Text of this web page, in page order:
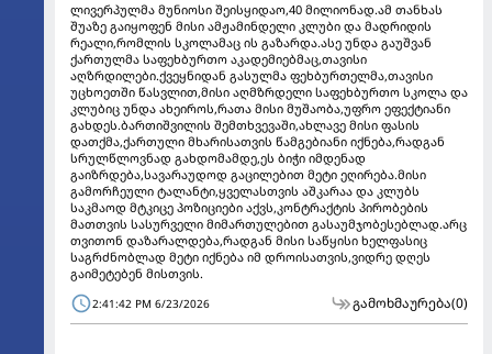
ლივერპულმა მუნიოსი შეისყიდაო,40 მილიონად.ამ თანხას
შუაზე გაიყოფენ მისი ამჟამინდელი კლუბი და მადრიდის
რეალი,რომლის სკოლამაც ის გაზარდა.ასე უნდა გაუშვან
ქართულმა საფეხბურთო აკადემიებმაც,თავისი
აღზრდილები.ქვეყნიდან გასულმა ფეხბურთელმა,თავისი
უცხოეთში წასვლით,მისი აღმზრდელი საფეხბურთო სკოლა და
კლუბიც უნდა ახეიროს,რათა მისი მუშაობა,უფრო ეფექტიანი
გახდეს.ბართიშვილის შემთხვევაში,ახლავე მისი ფასის
დათქმა,ქართული მხარისათვის წამგებიანი იქნება,რადგან
სრულწლოვნად გახდომამდე,ეს ბიჭი იმდენად
გაიზრდება,სავარაუდოდ გაცილებით მეტი ეღირება.მისი
გამორჩეული ტალანტი,ყველასთვის აშკარაა და კლუბს
საკმაოდ მტკიცე პოზიციები აქვს,კონტრაქტის პირობების
მათთვის სასურველი მიმართულებით გასაუმჯობესებლად.არც
თვითონ დაზარალდება,რადგან მისი საწყისი ხელფასიც
საგრძნობლად მეტი იქნება იმ დროისათვის,ვიდრე დღეს
გაიმეტებენ მისთვის.
2:41:42 PM 6/23/2026 გამოხმაურება(0)